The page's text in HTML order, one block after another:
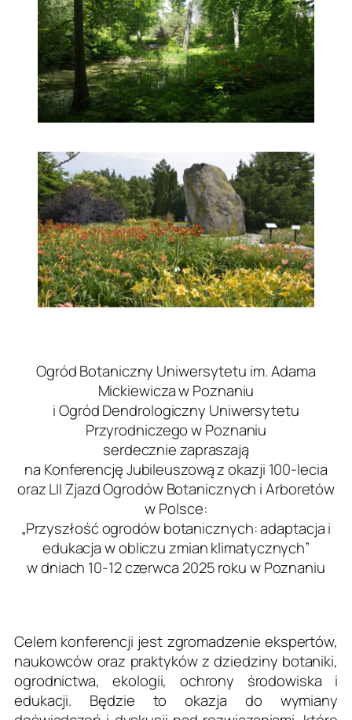
Ogród Botaniczny Uniwersytetu im. Adama
Mickiewicza w Poznaniu
i Ogród Dendrologiczny Uniwersytetu
Przyrodniczego w Poznaniu
serdecznie zapraszają
na Konferencję Jubileuszową z okazji 100-lecia
oraz LII Zjazd Ogrodów Botanicznych i Arboretów
w Polsce:
„Przyszłość ogrodów botanicznych: adaptacja i
edukacja w obliczu zmian klimatycznych”
w dniach 10-12 czerwca 2025 roku w Poznaniu
Celem konferencji jest zgromadzenie ekspertów,
naukowców oraz praktyków z dziedziny botaniki,
ogrodnictwa, ekologii, ochrony środowiska i
edukacji. Będzie to okazja do wymiany